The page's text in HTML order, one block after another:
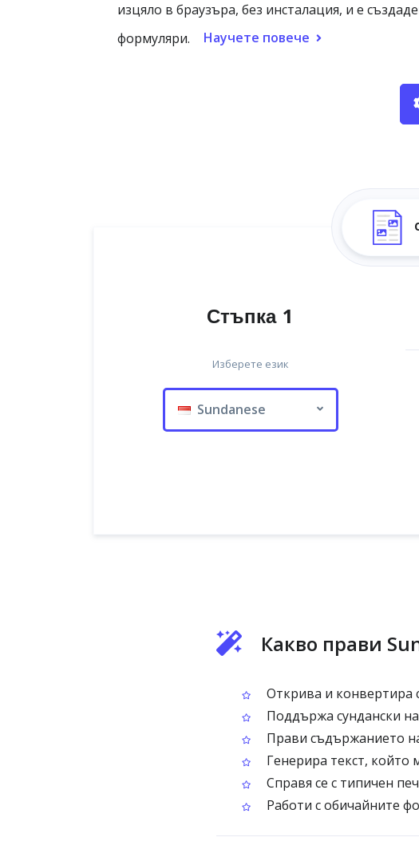
изцяло в браузъра, без инсталация, и е
формуляри.
Научете повече
Стъпка 1
Изберете език
Sundanese
Какво прави
Открива и конвертира
Поддържа сундански
Прави съдържанието
Генерира текст,
Справя се с типичен
Работи с обичайните